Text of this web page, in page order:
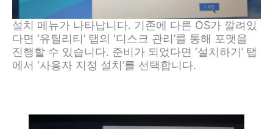
설치 메뉴가 나타납니다. 기존에 다른 OS가 깔려있
다면 ‘유틸리티’ 탭의 ‘디스크 관리’를 통해 포맷을
진행할 수 있습니다. 준비가 되었다면 ‘설치하기’ 탭
에서 ‘사용자 지정 설치’를 선택합니다.